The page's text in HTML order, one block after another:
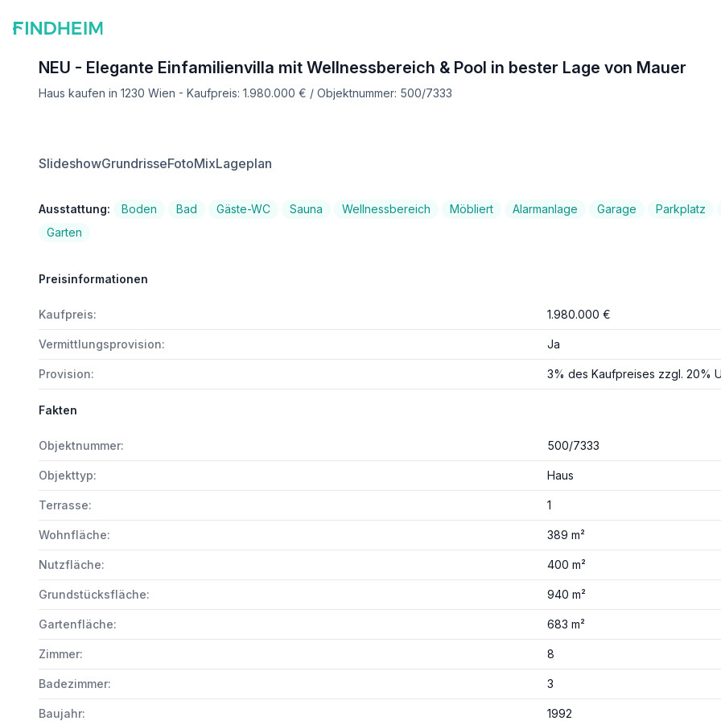
NEU - Elegante Einfamilienvilla mit Wellnessbereich & Pool in bester Lage von Mauer
Haus kaufen in 1230 Wien - Kaufpreis: 1.980.000 € / Objektnummer: 500/7333
SlideshowGrundrisseFotoMixLageplan
Ausstattung: Boden Bad Gäste-WC Sauna Wellnessbereich Möbliert Alarmanlage Garage
Parkplatz
Garten
Preisinformationen
Kaufpreis: 1.980.000 €
Vermittlungsprovision: Ja
Provision: 3% des Kaufpreises zzgl. 20%
Fakten
Objektnummer: 500/7333
Objekttyp: Haus
Terrasse: 1
Wohnfläche: 389 m²
Nutzfläche: 400 m²
Grundstücksfläche: 940 m²
Gartenfläche: 683 m²
Zimmer: 8
Badezimmer: 3
Baujahr: 1992